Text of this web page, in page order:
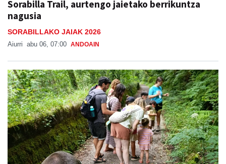
Sorabilla Trail, aurtengo jaietako berrikuntza
nagusia
SORABILLAKO JAIAK 2026
Aiurri abu 06, 07:00 ANDOAIN